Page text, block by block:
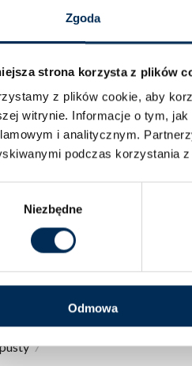
Zgoda
strona korzysta z plików
z plików cookie, aby
witrynie. Informacje o tym,
i analitycznym.
podczas korzystania z
Niezbędne
Odmowa
EV
3
3
7